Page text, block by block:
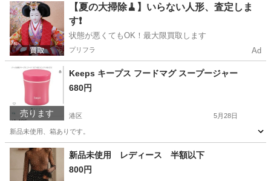
東京 港区 Tシャツ 新品
【夏の大掃除🧹】いらない人形、査定しま
す❗️
状態が悪くてもOK！最大限買取します
プリフラ Ad
売ります
Keeps キープス フードマグ スープージャー
680円
港区 5月28日
新品未使用、箱ありです。
東京 港区 調理器具
新品未使用 レディース 半額以下
800円